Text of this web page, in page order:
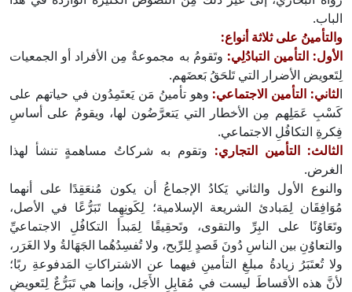
الباب.
والتأمينُ على ثلاثة أنواع:
الأول: التأمين التبادُلِي: وتَقومُ به مجموعةٌ مِن الأفراد أو الجمعيات
لِتَعويض الأضرار التي تَلحَقُ بَعضَهم.
الثاني: التأمين الاجتماعي: وهو تأمينُ مَن يَعتَمِدُون في حياتهم على
كَسْبِ عَمَلِهم مِن الأخطار التي يَتعرَّضُون لها، ويقومُ على أساسِ
فِكرةِ التكافُلِ الاجتماعي.
الثالث: التأمين التجاري: وتقوم به شركاتُ مساهمةٍ تنشأ لهذا
الغرض.
والنوع الأول والثاني يَكادُ الإجماعُ أن يكون مُنعَقِدًا على أنهما
مُوَافِقَان لِمَبادئ الشريعة الإسلامية؛ لِكَونِهِما تَبَرُّعًا في الأصل،
وتَعَاوُنًا على البِرِّ والتقوى، وتَحقِيقًا لِمَبدأ التكافُلِ الاجتماعيِّ
والتعاوُنِ بين الناسِ دُونَ قَصدٍ لِلرِّبح، ولا تُفسِدُهُما الجَهَالةُ ولا الغَرَر،
ولا تُعتَبَرُ زيادةُ مبلغِ التأمينِ فيهما عن الاشتراكاتِ المَدفوعةِ ربًا؛
لأنَّ هذه الأقساطَ ليست في مُقابِلِ الأَجَل، وإنما هي تَبَرُّعٌ لِتَعويضِ